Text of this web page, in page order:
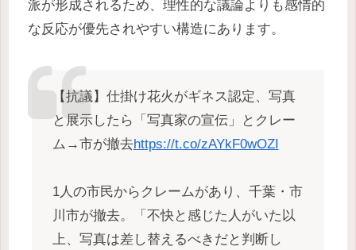
派が形成されるため、理性的な議論よりも感情的
な反応が優先されやすい構造にあります。
【抗議】仕掛け花火がギネス認定、写真
と展示したら「写真家の宣伝」とクレー
ム→市が撤去https://t.co/zAYkF0wOZI
1人の市民からクレームがあり、千葉・市
川市が撤去。「不快と感じた人がいた以
上、写真は差し替えるべきだと判断し